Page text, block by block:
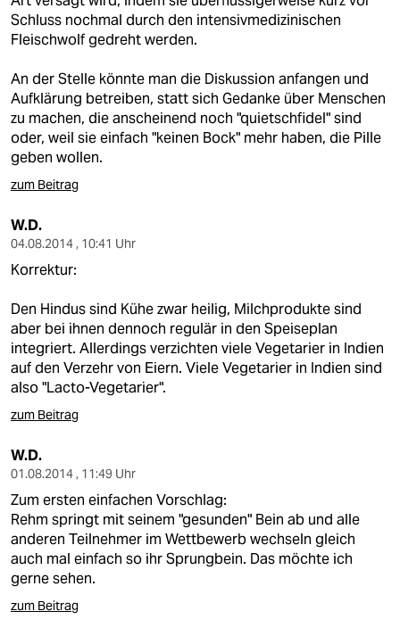
Schluss nochmal durch den intensivmedizinischen
Fleischwolf gedreht werden.
An der Stelle könnte man die Diskussion anfangen und
Aufklärung betreiben, statt sich Gedanke über Menschen
zu machen, die anscheinend noch "quietschfidel" sind
oder, weil sie einfach "keinen Bock" mehr haben, die Pille
geben wollen.
zum Beitrag
W.D.
04.08.2014 , 10:41 Uhr
Korrektur:
Den Hindus sind Kühe zwar heilig, Milchprodukte sind
aber bei ihnen dennoch regulär in den Speiseplan
integriert. Allerdings verzichten viele Vegetarier in Indien
auf den Verzehr von Eiern. Viele Vegetarier in Indien sind
also "Lacto-Vegetarier".
zum Beitrag
W.D.
01.08.2014 , 11:49 Uhr
Zum ersten einfachen Vorschlag:
Rehm springt mit seinem "gesunden" Bein ab und alle
anderen Teilnehmer im Wettbewerb wechseln gleich
auch mal einfach so ihr Sprungbein. Das möchte ich
gerne sehen.
zum Beitrag